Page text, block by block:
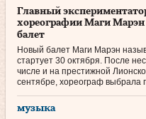
Главный
хореографии Маги
балет
Новый балет Маги Марэн
стартует 30 октября. После
числе и на престижной
сентябре, хореограф выбрала
музыка